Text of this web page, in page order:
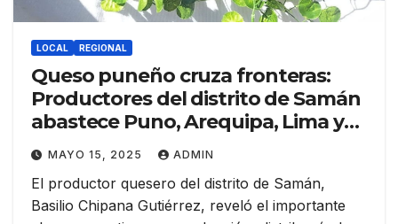
LOCAL REGIONAL
Queso puneño cruza fronteras:
Productores del distrito de Samán
abastece Puno, Arequipa, Lima y
Bolivia y mira hacia Brasil
MAYO 15, 2025 ADMIN
El productor quesero del distrito de Samán,
Basilio Chipana Gutiérrez, reveló el importante